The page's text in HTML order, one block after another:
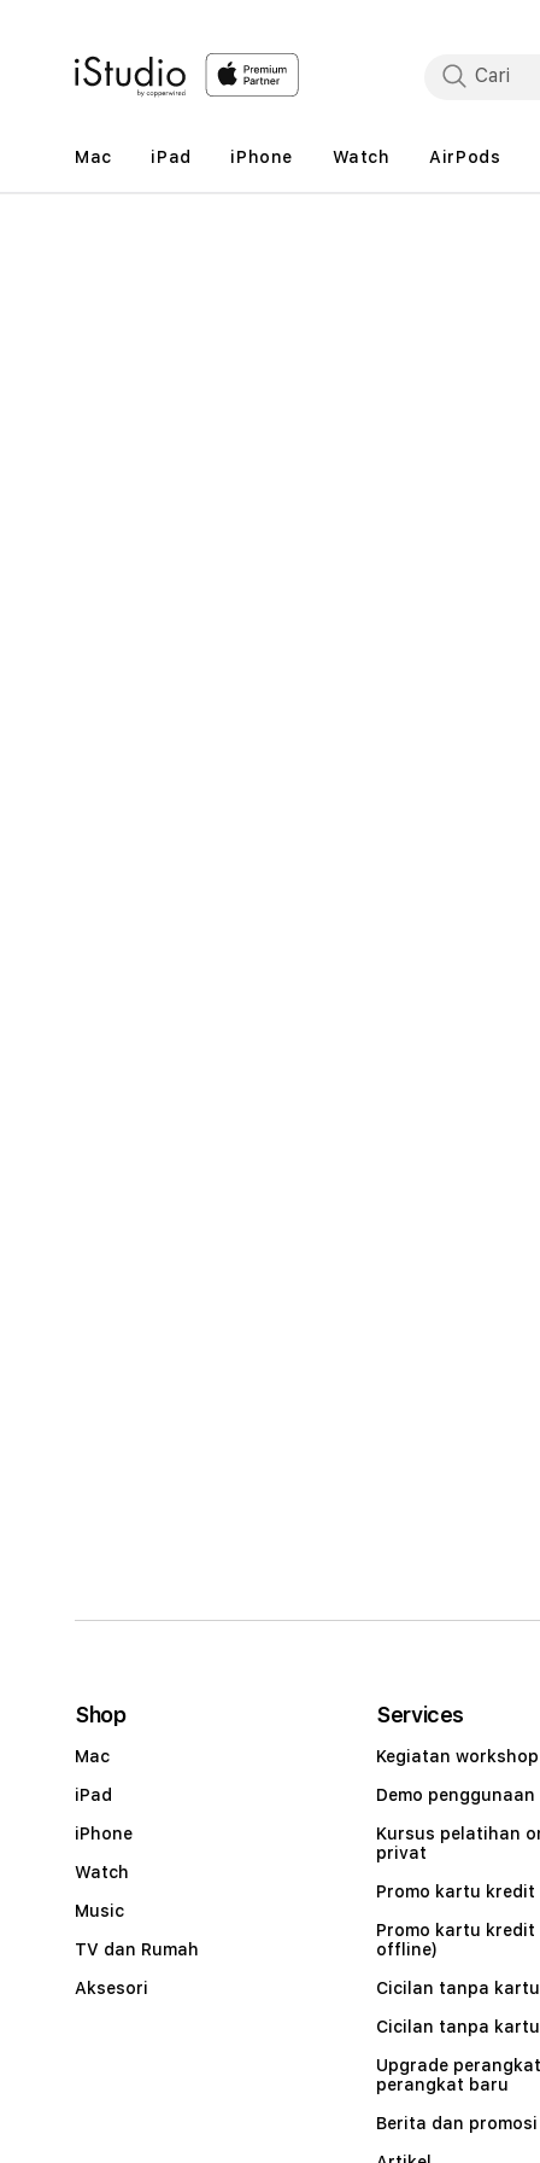
Mac iPad iPhone Watch AirPods
Shop
Mac
iPad
iPhone
Watch
Music
TV dan Rumah
Aksesori
Services
Kegiatan workshop
Demo penggunaan
Kursus pelatihan
privat
Promo kartu kredit
Promo kartu kredit
offline)
Cicilan tanpa
Cicilan tanpa
Upgrade
perangkat baru
Berita dan promosi